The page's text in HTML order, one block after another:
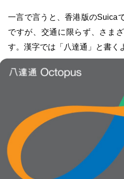
一言で言うと、香港版のSuica
ですが、交通に限らず、さま
す。漢字では「八達通」と書く